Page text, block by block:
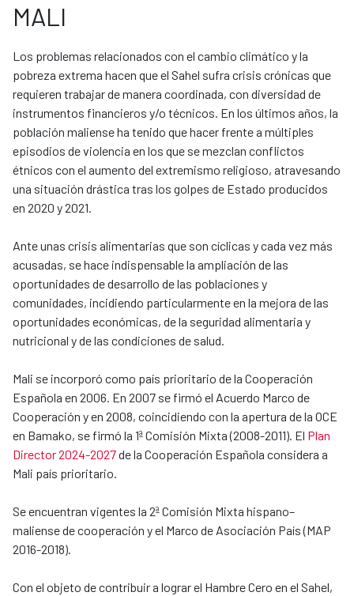
MALI
Los problemas relacionados con el cambio climático y la
pobreza extrema hacen que el Sahel sufra crisis crónicas que
requieren trabajar de manera coordinada, con diversidad de
instrumentos financieros y/o técnicos. En los últimos años, la
población maliense ha tenido que hacer frente a múltiples
episodios de violencia en los que se mezclan conflictos
étnicos con el aumento del extremismo religioso, atravesando
una situación drástica tras los golpes de Estado producidos
en 2020 y 2021.
Ante unas crisis alimentarias que son cíclicas y cada vez más
acusadas, se hace indispensable la ampliación de las
oportunidades de desarrollo de las poblaciones y
comunidades, incidiendo particularmente en la mejora de las
oportunidades económicas, de la seguridad alimentaria y
nutricional y de las condiciones de salud.
Mali se incorporó como país prioritario de la Cooperación
Española en 2006. En 2007 se firmó el Acuerdo Marco de
Cooperación y en 2008, coincidiendo con la apertura de la OCE
en Bamako, se firmó la 1ª Comisión Mixta (2008-2011). El Plan
Director 2024-2027de la Cooperación Española considera a
Mali país prioritario.
Se encuentran vigentes la 2ª Comisión Mixta hispano–
maliense de cooperación y el Marco de Asociación País (MAP
2016-2018).
Con el objeto de contribuir a lograr el Hambre Cero en el Sahel,